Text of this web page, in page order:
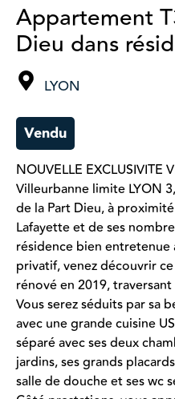
Appartement
Dieu dans
LYON
Vendu
NOUVELLE EXCLUSIVITE
Villeurbanne limite LYON
de la Part Dieu, à
Lafayette et de ses
résidence bien entretenue
privatif, venez découvrir
rénové en 2019,
Vous serez séduits par sa
avec une grande cuisine
séparé avec ses deux
jardins, ses grands
salle de douche et ses wc